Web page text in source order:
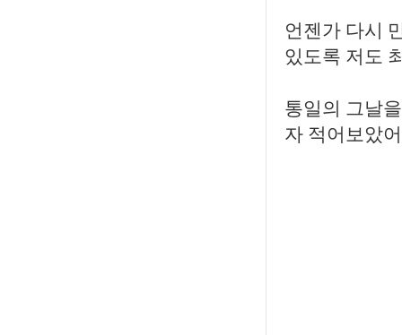
언젠가 다시
있도록 저도
통일의 그날
자 적어보았